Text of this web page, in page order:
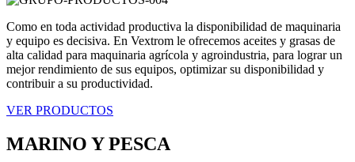
Como en toda actividad productiva la disponibilidad de maquinaria
y equipo es decisiva. En Vextrom le ofrecemos aceites y grasas de
alta calidad para maquinaria agrícola y agroindustria, para lograr un
mejor rendimiento de sus equipos, optimizar su disponibilidad y
contribuir a su productividad.
VER PRODUCTOS
MARINO Y PESCA